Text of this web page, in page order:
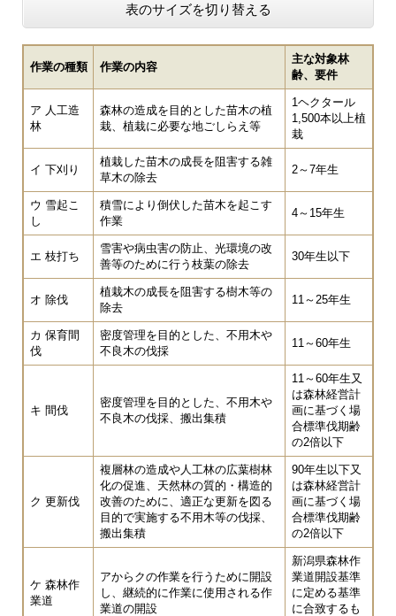
表のサイズを切り替える
作業の種類 作業の内容
主な対象林
齢、要件
ア 人工造
林
森林の造成を目的とした苗木の植
栽、植栽に必要な地ごしらえ等
1ヘクタール
1,500本以上植
栽
イ 下刈り
植栽した苗木の成長を阻害する雑
草木の除去
2～7年生
ウ 雪起こ
し
積雪により倒伏した苗木を起こす
作業
4～15年生
エ 枝打ち
雪害や病虫害の防止、光環境の改
善等のために行う枝葉の除去
30年生以下
オ 除伐
植栽木の成長を阻害する樹木等の
除去
11～25年生
カ 保育間
伐
密度管理を目的とした、不用木や
不良木の伐採
11～60年生
キ 間伐
密度管理を目的とした、不用木や
不良木の伐採、搬出集積
11～60年生又
は森林経営計
画に基づく場
合標準伐期齢
の2倍以下
ク 更新伐
複層林の造成や人工林の広葉樹林
化の促進、天然林の質的・構造的
改善のために、適正な更新を図る
目的で実施する不用木等の伐採、
搬出集積
90年生以下又
は森林経営計
画に基づく場
合標準伐期齢
の2倍以下
ケ 森林作
業道
アからクの作業を行うために開設
し、継続的に作業に使用される作
業道の開設
新潟県森林作
業道開設基準
に定める基準
に合致するも